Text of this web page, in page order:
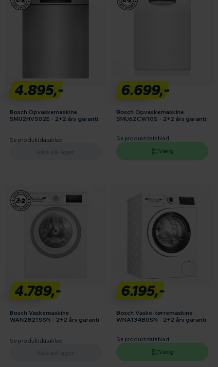
4.895,-
Bosch Opvaskemaskine
SMU2HVS02E - 2+2 års garanti
Se produktdatablad
6.699,-
Bosch Opvaskemaskine
SMU6ZCW10S - 2+2 års garanti
Se produktdatablad
Vælg
4.789,-
Bosch Vaskemaskine
WAN2821SSN - 2+2 års garanti
Se produktdatablad
6.195,-
Bosch Vaske-tørremaskine
WNA134B0SN - 2+2 års garanti
Se produktdatablad
Vælg